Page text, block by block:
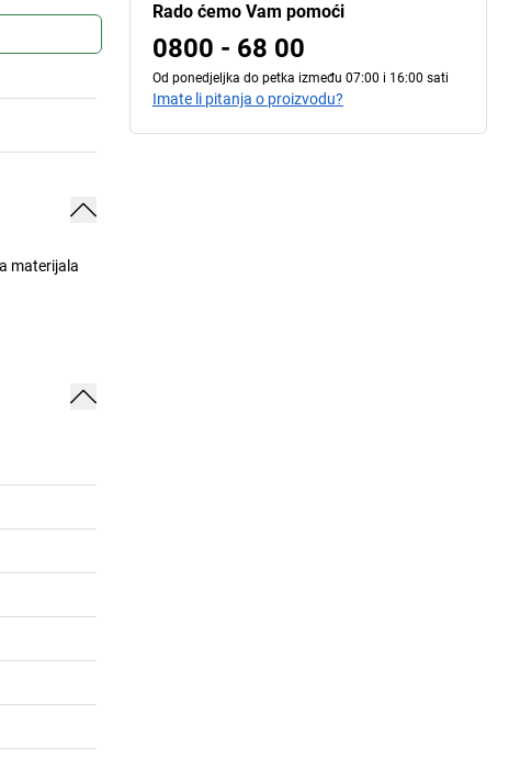
materijala
Rado ćemo Vam pomoći
0800 - 68 00
Od ponedjeljka do petka između 07:00 i 16:00 sati
Imate li pitanja o proizvodu?